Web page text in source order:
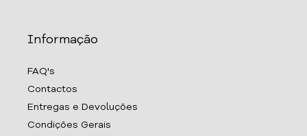
Informação
FAQ's
Contactos
Entregas e Devoluções
Condições Gerais